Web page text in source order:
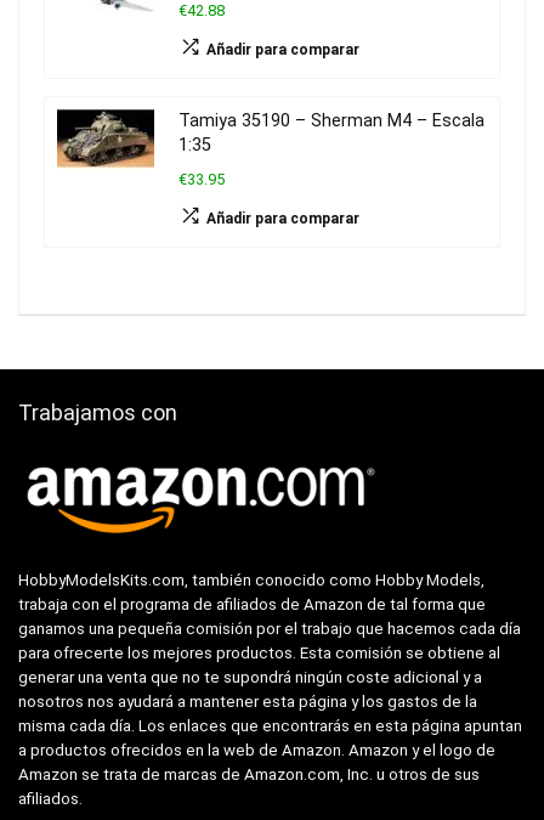
€42.88
Añadir para comparar
Tamiya 35190 – Sherman M4 – Escala
1:35
€33.95
Añadir para comparar
Trabajamos con
HobbyModelsKits.com, también conocido como Hobby Models,
trabaja con el programa de afiliados de Amazon de tal forma que
ganamos una pequeña comisión por el trabajo que hacemos cada día
para ofrecerte los mejores productos. Esta comisión se obtiene al
generar una venta que no te supondrá ningún coste adicional y a
nosotros nos ayudará a mantener esta página y los gastos de la
misma cada día. Los enlaces que encontrarás en esta página apuntan
a productos ofrecidos en la web de Amazon. Amazon y el logo de
Amazon se trata de marcas de Amazon.com, Inc. u otros de sus
afiliados.